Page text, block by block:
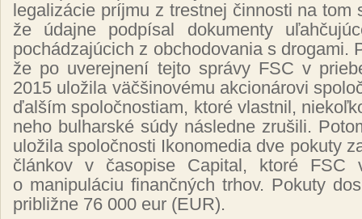
legalizácie príjmu z trestnej činnosti na tom
že údajne podpísal dokumenty
pochádzajúcich z obchodovania s drogami.
že po uverejnení tejto správy FSC v
2015 uložila väčšinovému akcionárovi
ďalším spoločnostiam, ktoré vlastnil,
neho bulharské súdy následne zrušili.
uložila spoločnosti Ikonomedia dve pokuty
článkov v časopise Capital, ktoré FSC
o manipuláciu finančných trhov. Pokuty
približne 76 000 eur (EUR).